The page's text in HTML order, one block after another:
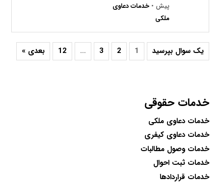
پیش •خدمات دعاوی
ملکی
1
2
3
…
12 بعدی » یک سوال بپرسید
خدمات حقوقی
خدمات دعاوی ملکی
خدمات دعاوی کیفری
خدمات وصول مطالبات
خدمات ثبت احوال
خدمات قراردادها